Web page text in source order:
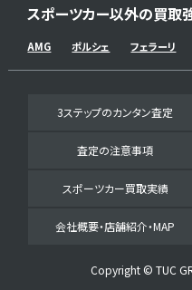
スポーツカー以外の買取
AMG ポルシェ フェラーリ
3ステップのカンタン査定
査定の注意事項
スポーツカー買取実績
会社概要・店舗紹介・MAP
Copyright © TUC